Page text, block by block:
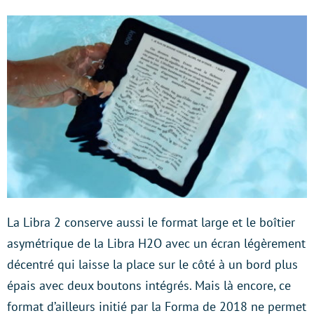
La Libra 2 conserve aussi le format large et le boîtier
asymétrique de la Libra H2O avec un écran légèrement
décentré qui laisse la place sur le côté à un bord plus
épais avec deux boutons intégrés. Mais là encore, ce
format d’ailleurs initié par la Forma de 2018 ne permet